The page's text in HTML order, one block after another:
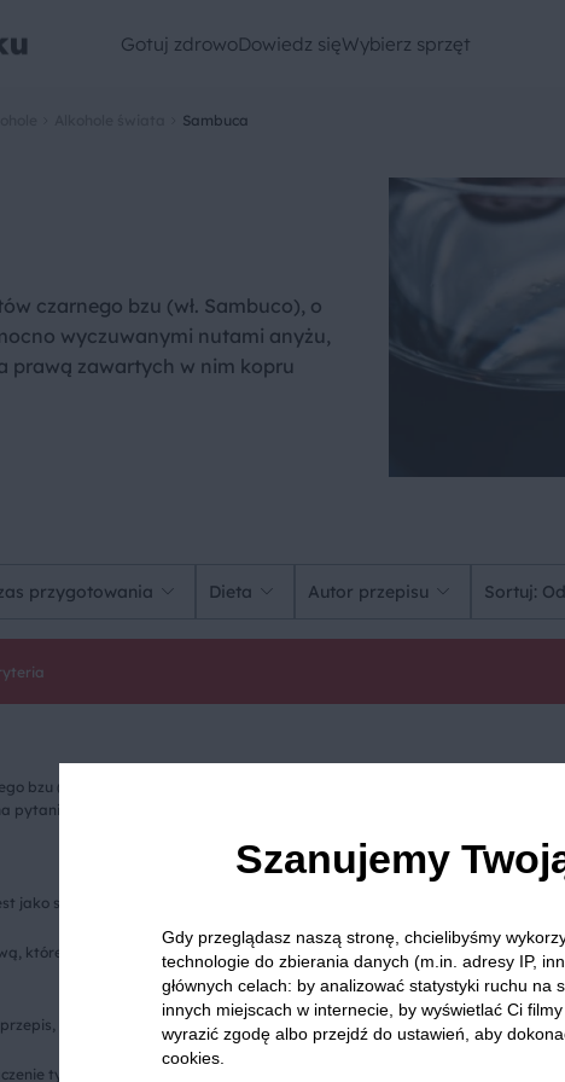
Gotuj zdrowoDowiedz sięWybierz sprzęt
Sambuca
czarnego bzu (wł. Sambuco), o
wyczuwanymi nutami anyżu,
prawą zawartych w nim kopru
przygotowania Dieta Autor przepisu Sortuj:
bzu (wł.
pytanie, jak smakuje sambuca. Warto również wiedzieć, że trunek ten
jako składnik koktajlu. Oto trzy najpopularniejsze sposoby podania włoskiego
której ziarna wrzuca się do trunku i podpala całość. Po zdmuchnięciu
w którym do likieru wrzucamy pokruszony biszkopt i dolewamy odrobinę
typu alkohol+cola występuje również w wersji z kwiatowym likierem.
Szanujemy
Gdy przeglądasz naszą stronę, chcielibyśmy
technologie do zbierania danych (m.in. adresy IP,
głównych celach: by analizować statystyki ruchu
innych miejscach w internecie, by wyświetlać Ci
wyrazić zgodę albo przejdź do ustawień, aby
cookies.